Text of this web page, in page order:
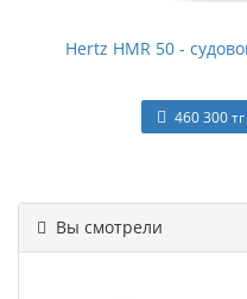
Hertz HMR 50 -
460 300 тг
Вы смотрели